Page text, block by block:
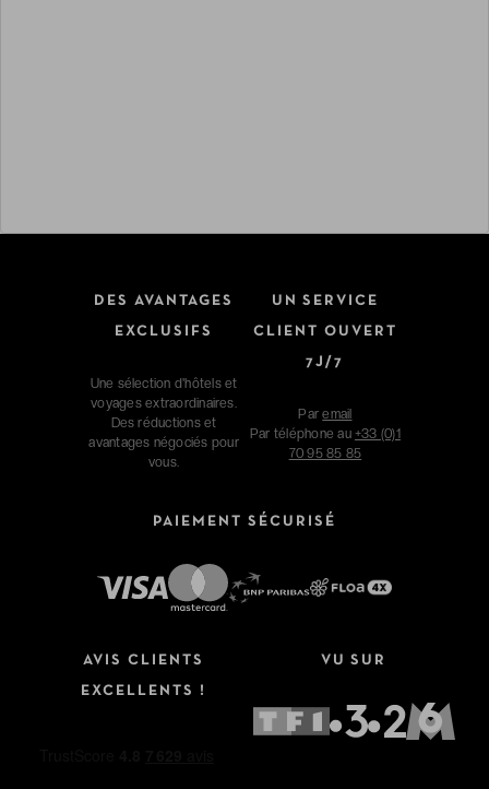
Affinez votre recherche
Type de séjour
DES AVANTAGES
EXCLUSIFS
Une sélection d'hôtels et
voyages extraordinaires.
Des réductions et
avantages négociés pour
vous.
UN SERVICE
CLIENT OUVERT
7J/7
Paremail
Par téléphone au +33 (0)1
70 95 85 85
PAIEMENT SÉCURISÉ
AVIS CLIENTS
EXCELLENTS !
VU SUR